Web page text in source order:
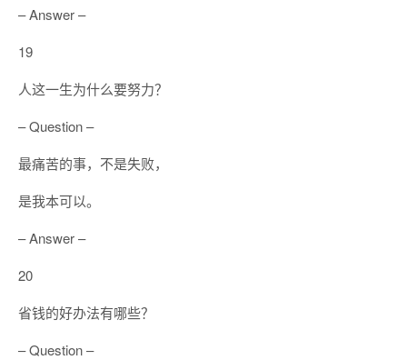
– Answer –
19
人这一生为什么要努力？
– Question –
最痛苦的事，不是失败，
是我本可以。
– Answer –
20
省钱的好办法有哪些？
– Question –